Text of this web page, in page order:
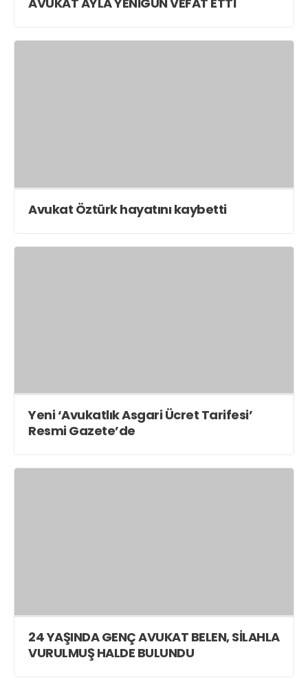
Avukat Öztürk hayatını kaybetti
Yeni ‘Avukatlık Asgari Ücret Tarifesi’
Resmi Gazete’de
24 YAŞINDA GENÇ AVUKAT BELEN, SİLAHLA
VURULMUŞ HALDE BULUNDU